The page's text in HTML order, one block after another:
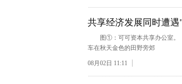
共享经济发展同时遭
图①：可可资本共享办公室。
车在秋天金色的田野旁郊
08月02日 11:11